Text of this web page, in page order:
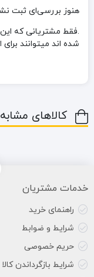
هنوز بررسی‌ای ثبت
.فقط مشتریانی که
شده اند میتوانند
کالاهای مشابه
خدمات مشتریان
راهنمای خرید
شرایط و ضوابط
حریم خصوصی
شرایط بازگرداندن کالا